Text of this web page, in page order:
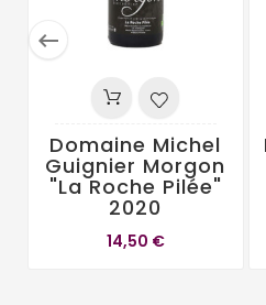

Domaine Michel
Guignier Morgon
"La Roche Pilée"
2020
14,50 €